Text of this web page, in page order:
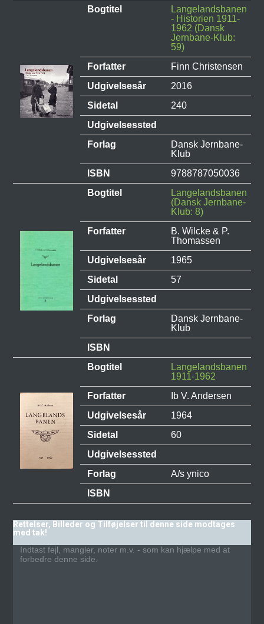
Bogtitel
Langelandsbanen
- Historien 1911-
1962 (Dansk
Jernbane-Klub:
59)
Forfatter
Finn Christensen
Udgivelsesår
2016
Sidetal
240
Udgivelsessted
Forlag
Dansk Jernbane-
Klub
ISBN
9788787050036
Bogtitel
Langelandsbanen
(Dansk Jernbane-
Klub: 8)
Forfatter
B. Wilcke & P.
Thomassen
Udgivelsesår
1965
Sidetal
57
Udgivelsessted
Forlag
Dansk Jernbane-
Klub
ISBN
Bogtitel
Langelandsbanen
1911-1962
Forfatter
Ib V. Andersen
Udgivelsesår
1964
Sidetal
60
Udgivelsessted
Forlag
A/s ynico
ISBN
Rettelser, Billeder og Tilføjelser til denne side modtages
med tak!